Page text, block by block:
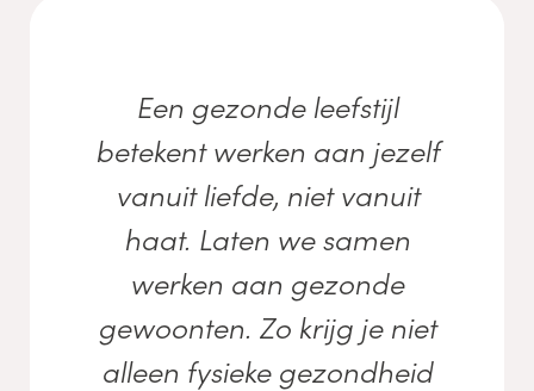
Een gezonde leefstijl
betekent werken aan jezelf
vanuit liefde, niet vanuit
haat. Laten we samen
werken aan gezonde
gewoonten. Zo krijg je niet
alleen fysieke gezondheid